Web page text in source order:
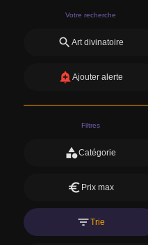
Votre recherche
search Art divinatoire
add_alertAjouter alerte
Filtres
categoryCatégorie
euro Prix max
filter_listTrie